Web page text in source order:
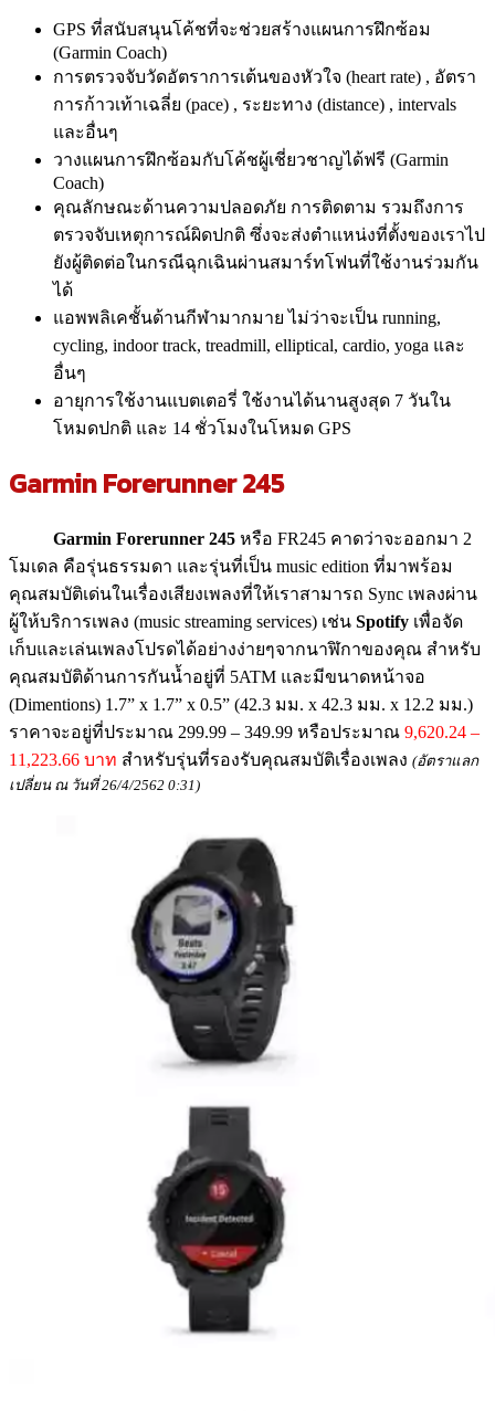
GPS ที่สนับสนุนโค้ชที่จะช่วยสร้างแผนการฝึกซ้อม
(Garmin Coach)
การตรวจจับวัดอัตราการเต้นของหัวใจ (heart rate) , อัตรา
การก้าวเท้าเฉลี่ย (pace) , ระยะทาง (distance) , intervals
และอื่นๆ
วางแผนการฝึกซ้อมกับโค้ชผู้เชี่ยวชาญได้ฟรี (Garmin
Coach)
คุณลักษณะด้านความปลอดภัย การติดตาม รวมถึงการ
ตรวจจับเหตุการณ์ผิดปกติ ซึ่งจะส่งตำแหน่งที่ตั้งของเราไป
ยังผู้ติดต่อในกรณีฉุกเฉินผ่านสมาร์ทโฟนที่ใช้งานร่วมกัน
ได้
แอพพลิเคชั้นด้านกีฬามากมาย ไม่ว่าจะเป็น running,
cycling, indoor track, treadmill, elliptical, cardio, yoga และ
อื่นๆ
อายุการใช้งานแบตเตอรี่ ใช้งานได้นานสูงสุด 7 วันใน
โหมดปกติ และ 14 ชั่วโมงในโหมด GPS
Garmin Forerunner 245
Garmin Forerunner 245 หรือ FR245 คาดว่าจะออกมา 2
โมเดล คือรุ่นธรรมดา และรุ่นที่เป็น music edition ที่มาพร้อม
คุณสมบัติเด่นในเรื่องเสียงเพลงที่ให้เราสามารถ Sync เพลงผ่าน
ผู้ให้บริการเพลง (music streaming services) เช่น Spotify เพื่อจัด
เก็บและเล่นเพลงโปรดได้อย่างง่ายๆจากนาฬิกาของคุณ สำหรับ
คุณสมบัติด้านการกันน้ำอยู่ที่ 5ATM และมีขนาดหน้าจอ
(Dimentions) 1.7” x 1.7” x 0.5” (42.3 มม. x 42.3 มม. x 12.2 มม.)
ราคาจะอยู่ที่ประมาณ 299.99 – 349.99 หรือประมาณ 9,620.24 –
11,223.66 บาท สำหรับรุ่นที่รองรับคุณสมบัติเรื่องเพลง (อัตราแลก
เปลี่ยน ณ วันที่ 26/4/2562 0:31)